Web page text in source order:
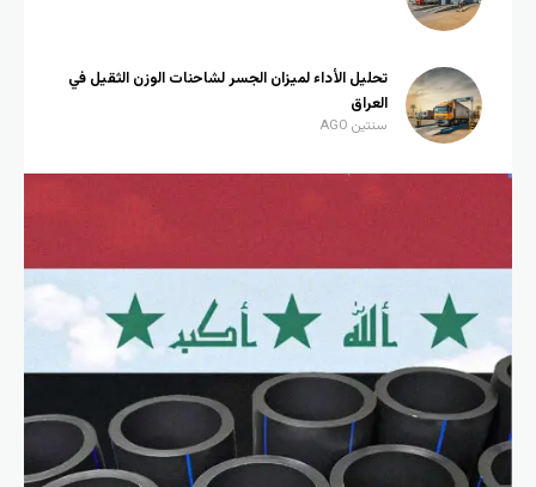
تحليل الأداء لميزان الجسر لشاحنات الوزن الثقيل في
العراق
سنتين AGO